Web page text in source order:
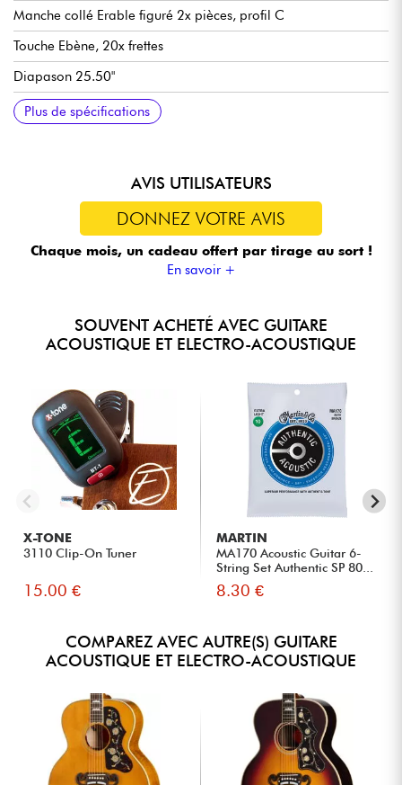
Manche collé Erable figuré 2x pièces, profil C
Touche Ebène, 20x frettes
Diapason 25.50"
Largeur manche 1e frette 1.72” / 43.79mm
Chevalet en Palissandre
Préampli L.R. Baggs Element Bronze VTC avec contrôles de
volume et tonalité dans la rosace
Mécaniques Epiphone Deluxe
Sillet os
Vendue avec étui Epiphone Inspired by Gibson Logo
Plus de spécifications
AVIS UTILISATEURS
DONNEZ VOTRE AVIS
Chaque mois, un cadeau offert par tirage au sort !
En savoir +
SOUVENT ACHETÉ AVEC GUITARE
ACOUSTIQUE ET ELECTRO-ACOUSTIQUE
X-TONE
3110 Clip-On Tuner
15.00 €
MARTIN
MA170 Acoustic Guitar 6-
String Set Authentic SP 80...
8.30 €
COMPAREZ AVEC AUTRE(S) GUITARE
ACOUSTIQUE ET ELECTRO-ACOUSTIQUE